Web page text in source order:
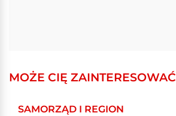
MOŻE CIĘ ZAINTERESOWAĆ
SAMORZĄD I REGION